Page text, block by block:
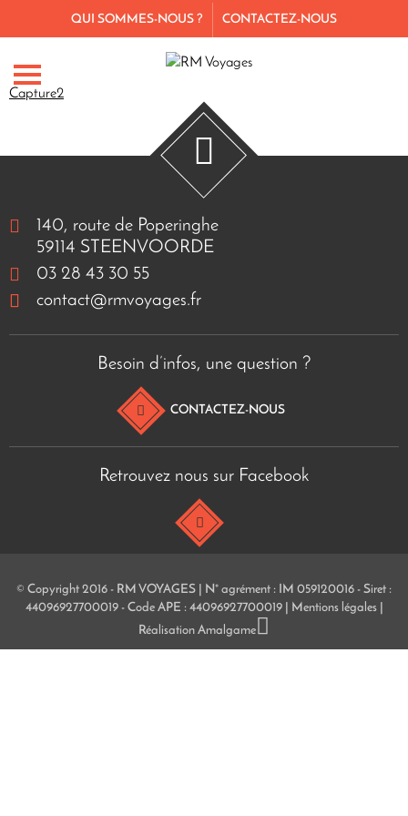
QUI SOMMES-NOUS ? CONTACTEZ-NOUS
Capture2
140, route de Poperinghe
59114 STEENVOORDE
03 28 43 30 55
contact@rmvoyages.fr
Besoin d’infos, une question ?
CONTACTEZ-NOUS
Retrouvez nous sur Facebook
© Copyright 2016 - RM VOYAGES | N° agrément : IM 059120016 - Siret :
44096927700019 - Code APE : 44096927700019 |
Mentions légales|
Réalisation Amalgame